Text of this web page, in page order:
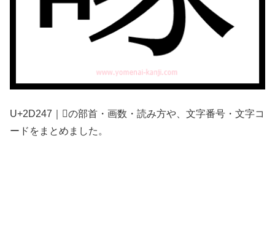
U+2D247｜𭉇の部首・画数・読み方や、文字番号・文字コ
ードをまとめました。